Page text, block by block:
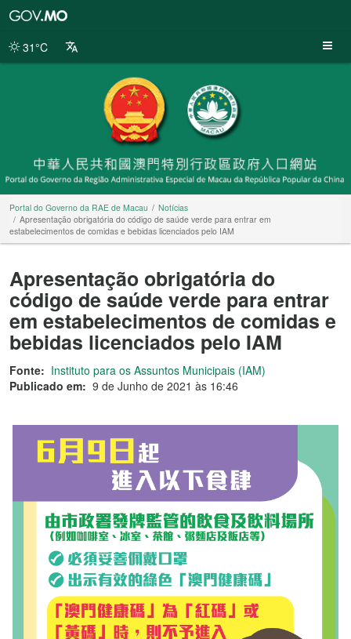
da
31°C
Portal do Governo da RAE de Macau
Notícias
Apresentação obrigatória do código de saúde verde para entrar em
estabelecimentos de comidas e bebidas licenciados pelo IAM
Apresentação obrigatória do
código de saúde verde para entrar
em estabelecimentos de comidas e
bebidas licenciados pelo IAM
Fonte: Instituto para os Assuntos Municipais (IAM)
Publicado em: 9 de Junho de 2021 às 16:46